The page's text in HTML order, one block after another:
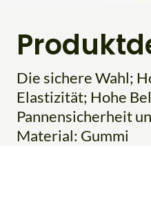
Die sichere Wahl;
Elastizität; Hohe
Pannensicherheit
Material: Gummi